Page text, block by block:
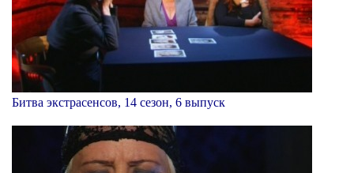
Битва экстрасенсов, 14 сезон, 6 выпуск